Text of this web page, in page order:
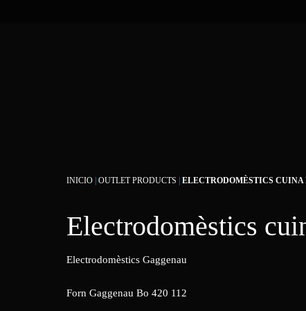
INICIO OUTLET PRODUCTS ELECTRODOMÈSTICS
Electrodomèstics
Electrodomèstics Gaggenau
Forn Gaggenau Bo 420 112